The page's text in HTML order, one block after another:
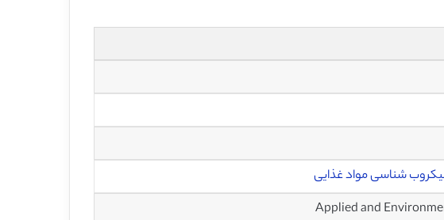
شناسی مواد غذایی